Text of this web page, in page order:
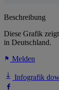
Beschreibung
Diese Grafik
in Deutschland.
Melden
Infografik